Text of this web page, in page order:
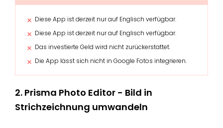
Diese App ist derzeit nur auf Englisch verfügbar.
Diese App ist derzeit nur auf Englisch verfügbar.
Das investierte Geld wird nicht zurückerstattet.
Die App lässt sich nicht in Google Fotos integrieren.
2. Prisma Photo Editor - Bild in
Strichzeichnung umwandeln